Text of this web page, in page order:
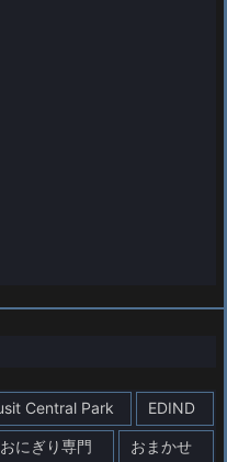
Central Park EDIND
おにぎり専門 おまかせ